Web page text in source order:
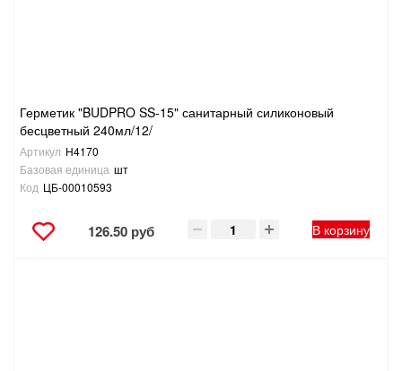
СНЕГОУБОРОЧНЫЙ ИНВЕНТАРЬ
СТРЕМЯНКИ,ЛЕСТНИЦЫ
Герметик "BUDPRO SS-15" санитарный силиконовый
бесцветный 240мл/12/
Артикул H4170
Базовая единица шт
Код ЦБ-00010593
126.50 руб В корзину